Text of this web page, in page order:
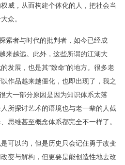
威，从而构建个体化的人，把社会当
众。
者与时代的批判者，如今已经成
来越远。此外，这些所谓的江湖大
发展，也是其“致命”的地方。很多老
作品越来越僵化，也即出现了，我之
大一部分原因是因为知识体系太落
所探讨艺术的语境也与老一辈的人截
思维甚至概念体系都完全不一样了。
以的，但是历史只会记住勇于改变
变与解构，但更要是能创造性地去改